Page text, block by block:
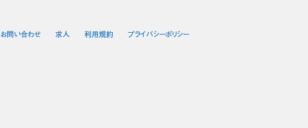
お問い合わせ 求人 利用規約 プライバシーポリシー